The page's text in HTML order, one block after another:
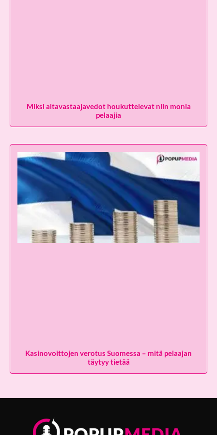
Miksi altavastaajavedot houkuttelevat niin monia
pelaajia
Kasinovoittojen verotus Suomessa – mitä pelaajan
täytyy tietää